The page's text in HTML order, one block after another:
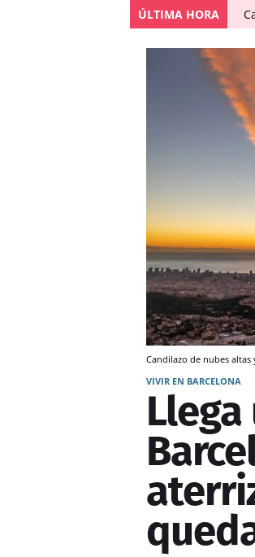
ÚLTIMA HORA
Candilazo de nubes altas
VIVIR EN BARCELONA